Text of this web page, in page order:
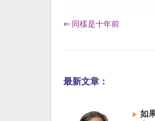
⇐ 同樣是十年前
最新文章：
如